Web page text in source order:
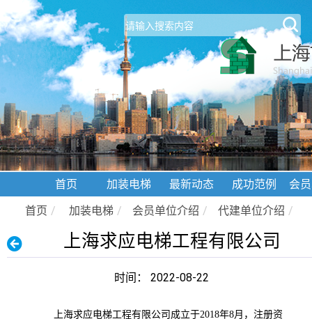
首页 加装电梯 最新动态 成功范例
会
首页 / 加装电梯 / 会员单位介绍 / 代建单位介绍 /
上海求应电梯工程有限公司
时间： 2022-08-22
上海求应电梯工程有限公司成立于2018年8月，注册资